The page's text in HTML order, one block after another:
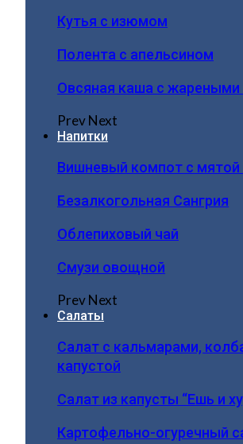
Кутья с изюмом
Полента с апельсином
Овсяная каша с
PrevNext
Напитки
Вишневый компот с мятой
Безалкогольная Сангрия
Облепиховый чай
Смузи овощной
PrevNext
Салаты
Салат с кальмарами,
капустой
Салат из капусты “Ешь и
Картофельно-огуречный